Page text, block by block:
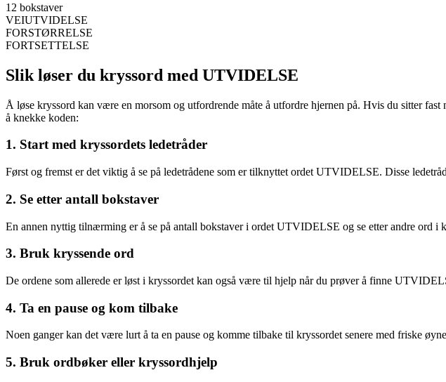
12 bokstaver
VEIUTVIDELSE
FORSTØRRELSE
FORTSETTELSE
Slik løser du kryssord med UTVIDELSE
Å løse kryssord kan være en morsom og utfordrende måte å utfordre hjernen på. Hvis du sitter
å knekke koden:
1. Start med kryssordets ledetråder
Først og fremst er det viktig å se på ledetrådene som er tilknyttet ordet UTVIDELSE. Disse
2. Se etter antall bokstaver
En annen nyttig tilnærming er å se på antall bokstaver i ordet UTVIDELSE og se etter andre ord i
3. Bruk kryssende ord
De ordene som allerede er løst i kryssordet kan også være til hjelp når du prøver å finne
4. Ta en pause og kom tilbake
Noen ganger kan det være lurt å ta en pause og komme tilbake til kryssordet senere med friske
5. Bruk ordbøker eller kryssordhjelp